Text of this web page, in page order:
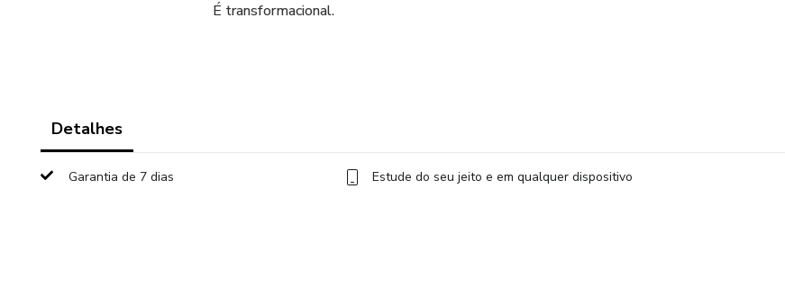
É transformacional.
Detalhes
Garantia de 7 dias Estude do seu jeito e em qualquer dispositivo